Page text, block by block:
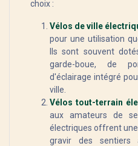
choix :
Vélos de ville
pour une utilisation
Ils sont souvent
garde-boue, de
d'éclairage intégré
ville.
Vélos tout-terrain
aux amateurs de
électriques offrent
gravir des sentiers